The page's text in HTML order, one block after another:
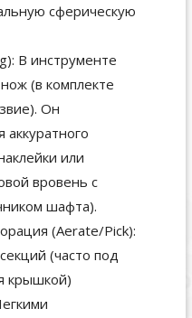
сферическую
В инструменте
(в комплекте
Он
аккуратного
или
вровень с
шафта).
(Aerate/Pick):
(часто под
крышкой)